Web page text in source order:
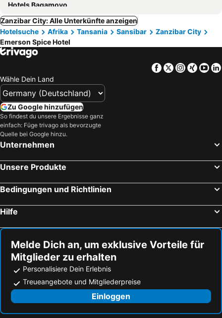
Hotels Bagamoyo
Zanzibar City: Alle Unterkünfte anzeigen
Hotelsuche
Afrika Tansania Sansibar
Zanzibar City
Emerson Spice Hotel
Facebook
TwitterXing
Wähle Dein Land
Zu Google hinzufügen
So findest du unsere Ergebnisse ganz
einfach: Füge trivago als bevorzugte
Quelle bei Google hinzu.
Unternehmen
Unsere Produkte
Bedingungen und Richtlinien
Hilfe
Melde Dich an, um exklusive Vorteile für
Mitglieder zu erhalten
Personalisiere Dein Erlebnis
Treueangebote und Mitgliederpreise
Einloggen